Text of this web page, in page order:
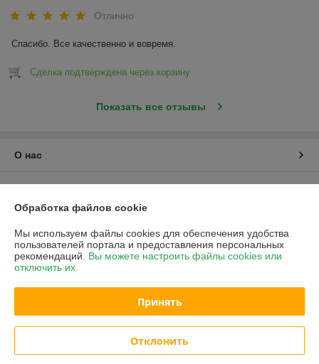
Отлично
Спасибо. Все качественно и вовремя.
Сделка подтверждена через корзину
Показать все отзывы
О нас
График работы
Полная версия сайта
Сайт создан на платформе Deal.by
Обработка файлов cookie
Мы используем файлы cookies для обеспечения удобства
пользователей портала и предоставления персональных
рекомендаций. Вы можете настроить файлы cookies или
отключить их.
Принять
Отклонить